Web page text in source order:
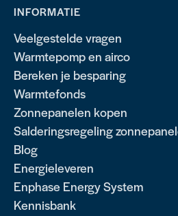
INFORMATIE
Veelgestelde vragen
Warmtepomp en airco
Bereken je besparing
Warmtefonds
Zonnepanelen kopen
Salderingsregeling
Blog
Energieleveren
Enphase Energy System
Kennisbank